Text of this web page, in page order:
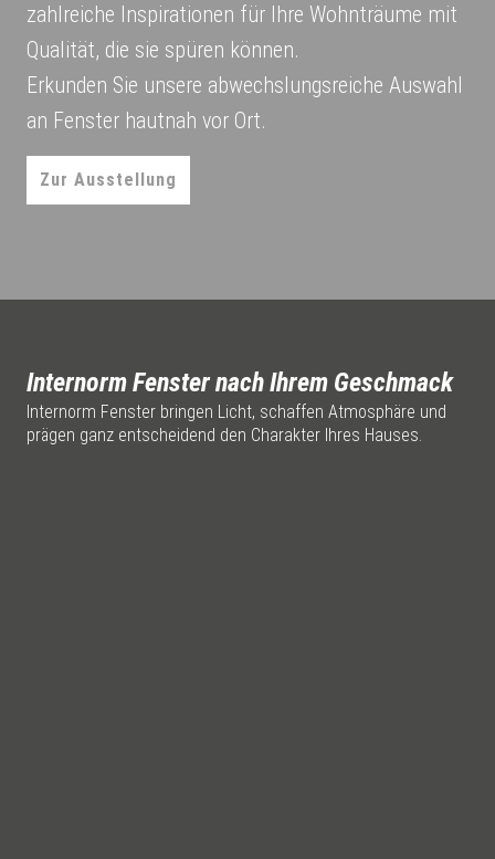
zahlreiche Inspirationen für Ihre Wohnträume mit
Qualität, die sie spüren können.
Erkunden Sie unsere abwechslungsreiche Auswahl
an Fenster hautnah vor Ort.
Zur Ausstellung
Internorm Fenster nach Ihrem Geschmack
Internorm Fenster bringen Licht, schaffen Atmosphäre und
prägen ganz entscheidend den Charakter Ihres Hauses.